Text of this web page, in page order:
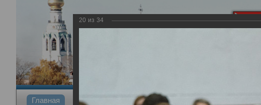
Главная Общие сведения Депутаты Комитеты
20 из 34